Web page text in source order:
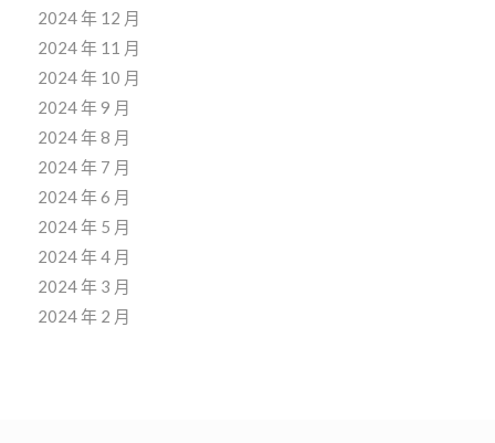
2024 年 12 月
2024 年 11 月
2024 年 10 月
2024 年 9 月
2024 年 8 月
2024 年 7 月
2024 年 6 月
2024 年 5 月
2024 年 4 月
2024 年 3 月
2024 年 2 月